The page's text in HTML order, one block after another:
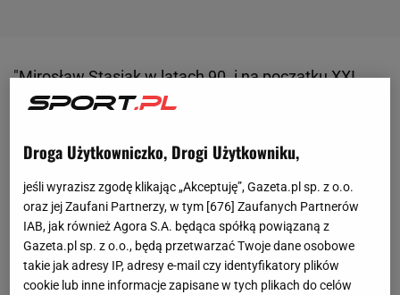
"Mirosław Stasiak w latach 90. i na początku XXI
wieku w polskim środowisku piłkarskim był znaną
drużynach pełnił kilka funkcji - równocześnie bywał
piłkarzem, sponsorem oraz prezesem klubu.
Zasłynął choćby z tego, że do nazwy zespołu
dodawał własne nazwisko. Poza tym był
nieformalnym trenerem zespołów, gdyż decydował
o składzie, o tym,czy trener może odważyć się go
Droga Użytkowniczko, Drogi Użytkowniku,
jeśli wyrazisz zgodę klikając „Akceptuję”, Gazeta.pl sp. z o.o.
oraz jej Zaufani Partnerzy, w tym [676] Zaufanych Partnerów
IAB, jak również Agora S.A. będąca spółką powiązaną z
Gazeta.pl sp. z o.o., będą przetwarzać Twoje dane osobowe
takie jak adresy IP, adresy e-mail czy identyfikatory plików
cookie lub inne informacje zapisane w tych plikach do celów